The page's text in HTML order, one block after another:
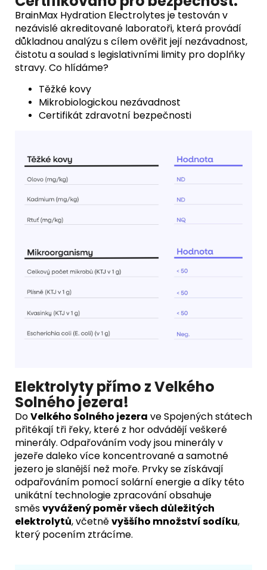
BrainMax Hydration Electrolytes je testován v
nezávislé akreditované laboratoři, která provádí
důkladnou analýzu s cílem ověřit její nezávadnost,
čistotu a soulad s legislativními limity pro doplňky
stravy. Co hlídáme?
Těžké kovy
Mikrobiologickou nezávadnost
Certifikát zdravotní bezpečnosti
Elektrolyty přímo z Velkého
Solného jezera!
DoVelkého Solného jezera ve Spojených státech
přitékají tři řeky, které z hor odvádějí veškeré
minerály. Odpařováním vody jsou minerály v
jezeře daleko více koncentrované a samotné
jezero je slanější než moře. Prvky se získávají
odpařováním pomocí solární energie a díky této
unikátní technologie zpracování obsahuje
směsvyvážený poměr všech důležitých
elektrolytů, včetněvyššího množství sodíku,
který pocením ztrácíme.